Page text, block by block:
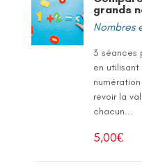
grands
Nombres
3 séances
en
revoir la
chacun...
5,00€